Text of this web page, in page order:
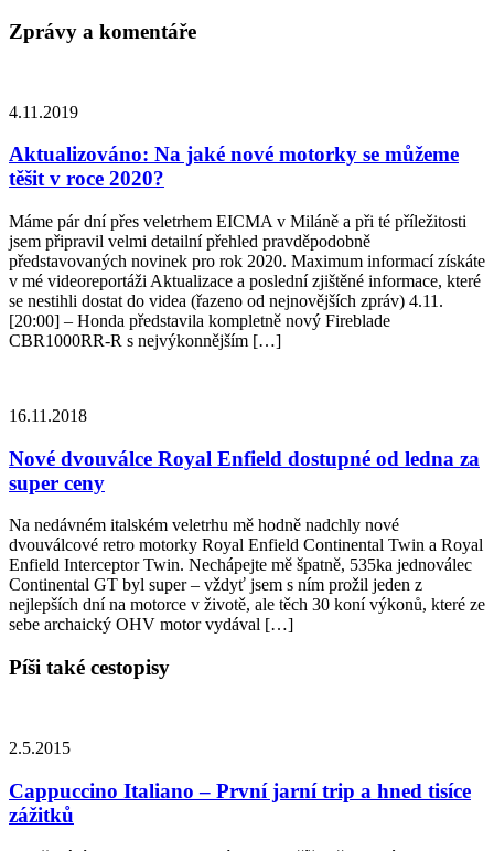
Zprávy a komentáře
4.11.2019
Aktualizováno: Na jaké nové motorky se můžeme
těšit v roce 2020?
Máme pár dní přes veletrhem EICMA v Miláně a při té příležitosti
jsem připravil velmi detailní přehled pravděpodobně
představovaných novinek pro rok 2020. Maximum informací získáte
v mé videoreportáži Aktualizace a poslední zjištěné informace, které
se nestihli dostat do videa (řazeno od nejnovějších zpráv) 4.11.
[20:00] – Honda představila kompletně nový Fireblade
CBR1000RR-R s nejvýkonnějším […]
16.11.2018
Nové dvouválce Royal Enfield dostupné od ledna za
super ceny
Na nedávném italském veletrhu mě hodně nadchly nové
dvouválcové retro motorky Royal Enfield Continental Twin a Royal
Enfield Interceptor Twin. Nechápejte mě špatně, 535ka jednoválec
Continental GT byl super – vždyť jsem s ním prožil jeden z
nejlepších dní na motorce v životě, ale těch 30 koní výkonů, které ze
sebe archaický OHV motor vydával […]
Píši také cestopisy
2.5.2015
Cappuccino Italiano – První jarní trip a hned tisíce
zážitků